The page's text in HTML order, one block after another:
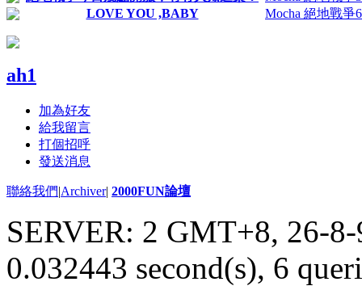
LOVE YOU ,BABY
Mocha 絕地戰爭6
ah1
加為好友
給我留言
打個招呼
發送消息
聯絡我們|Archiver| 2000FUN論壇
SERVER: 2 GMT+8, 26-
0.032443 second(s), 6